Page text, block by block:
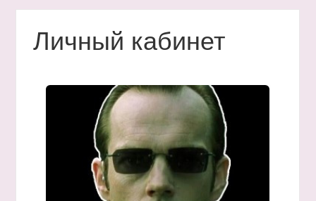
Личный кабинет